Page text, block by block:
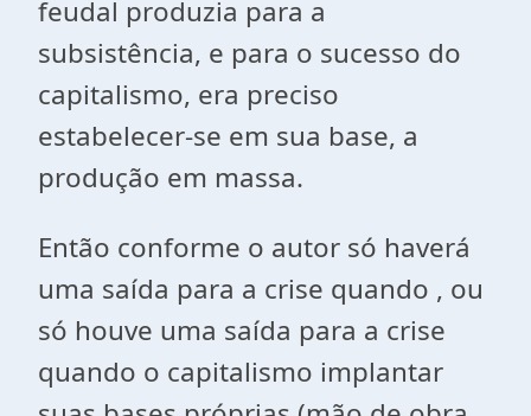
feudal produzia para a
subsistência, e para o sucesso do
capitalismo, era preciso
estabelecer-se em sua base, a
produção em massa.
Então conforme o autor só haverá
uma saída para a crise quando , ou
só houve uma saída para a crise
quando o capitalismo implantar